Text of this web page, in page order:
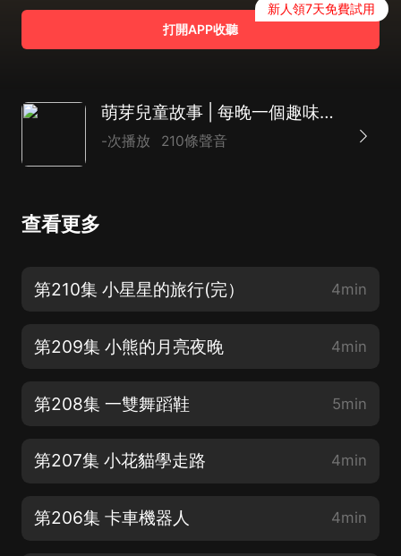
打開APP收聽
新人領7天免費試用
萌芽兒童故事 | 每晚一個趣味故事
-次播放 210條聲音
查看更多
第210集 小星星的旅行(完） 4min
第209集 小熊的月亮夜晚 4min
第208集 一雙舞蹈鞋 5min
第207集 小花貓學走路 4min
第206集 卡車機器人 4min